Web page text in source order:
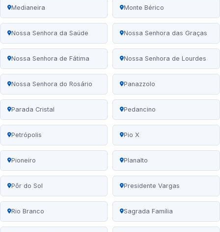
Medianeira Monte Bérico
Nossa Senhora da Saúde Nossa Senhora das Graças
Nossa Senhora de Fátima Nossa Senhora de Lourdes
Nossa Senhora do Rosário Panazzolo
Parada Cristal Pedancino
Petrópolis Pio X
Pioneiro Planalto
Pôr do Sol Presidente Vargas
Rio Branco Sagrada Família